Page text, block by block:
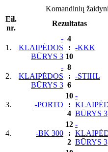
Komandinių
Eil.
nr.
Rezultatas
1.
-
KLAIPĖDOS
BŪRYS 3
4
:
10
-KKK
2.
-
KLAIPĖDOS
BŪRYS 3
8
:
6
-STIHL
3. -PORTO
10
:
4
-
BŪRYS 3
4. -BK 300
12
:
2
-
BŪRYS 3